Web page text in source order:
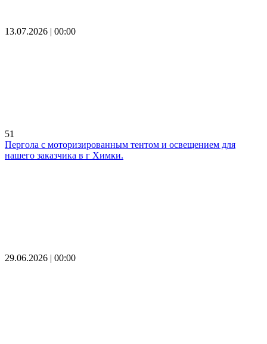
13.07.2026 | 00:00
51
Пергола с моторизированным тентом и освещением для
нашего заказчика в г Химки.
29.06.2026 | 00:00